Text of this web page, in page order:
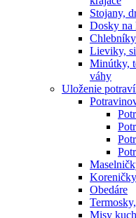
Stojany,
Dosky na
Chlebníky
Lieviky,
Minútky,
váhy
Uloženie
Koreničky
Obedáre
Misy